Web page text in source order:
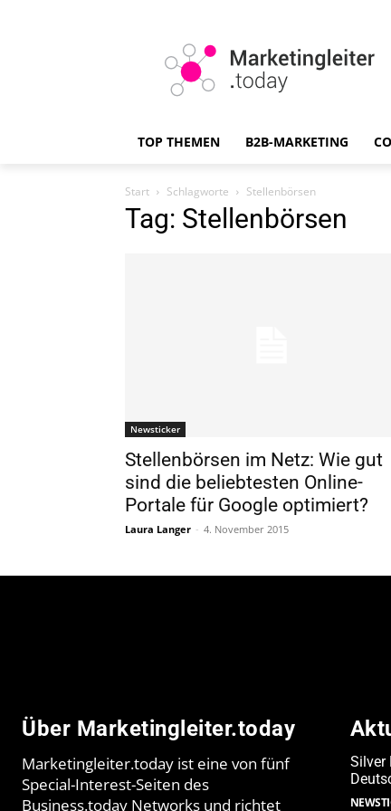
TOP THEMEN B2B-MARKETING
Start Schlagworte Stellenbörsen
Tag: Stellenbörsen
Newsticker
Stellenbörsen im Netz: Wie gut
sind die beliebtesten Online-
Portale für Google optimiert?
Laura Langer - 4. November 2015
Über Marketingleiter.today
Marketingleiter.today ist eine von fünf
Special-Interest-Seiten des
Business.today Networks und richtet
Silver